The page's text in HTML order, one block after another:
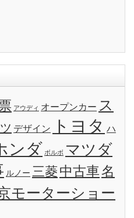
アウディ オープンカー ス
デザイン トヨタ ハ
ンダ ボルボ マツダ
ルノー 三菱 中古車名
モーターショー